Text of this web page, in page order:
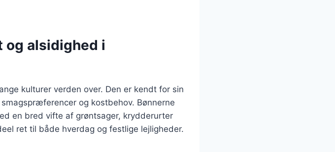
og alsidighed i
kulturer verden over. Den er kendt for sin
og kostbehov. Bønnerne
en bred vifte af grøntsager, krydderurter
ret til både hverdag og festlige lejligheder.